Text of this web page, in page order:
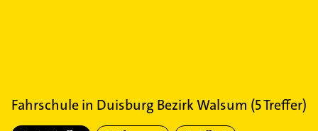
Fahrschulein Duisburg Bezirk Walsum (5Treffer)